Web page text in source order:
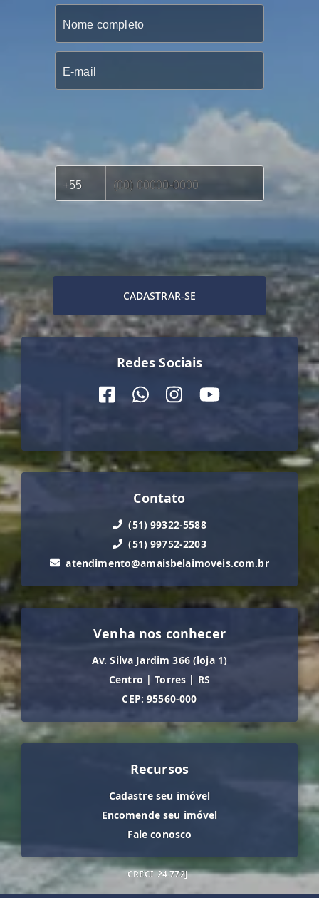
CADASTRAR-SE
Redes Sociais
Contato
(51) 99322-5588
(51) 99752-2203
atendimento@amaisbelaimoveis.com.br
Venha nos conhecer
Av. Silva Jardim 366 (loja 1)
Centro | Torres | RS
CEP: 95560-000
Recursos
Cadastre seu imóvel
Encomende seu imóvel
Fale conosco
CRECI 24.772J